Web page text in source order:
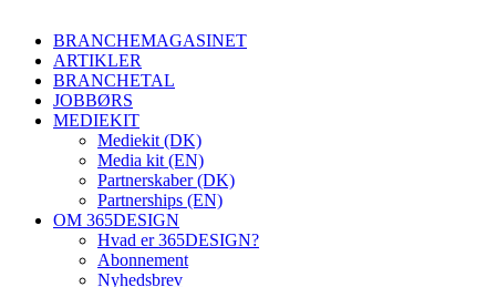
BRANCHEMAGASINET
ARTIKLER
BRANCHETAL
JOBBØRS
MEDIEKIT
Mediekit (DK)
Media kit (EN)
Partnerskaber (DK)
Partnerships (EN)
OM 365DESIGN
Hvad er 365DESIGN?
Abonnement
Nyhedsbrev